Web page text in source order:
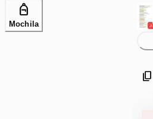
content_copy
personal_bag
Mochila